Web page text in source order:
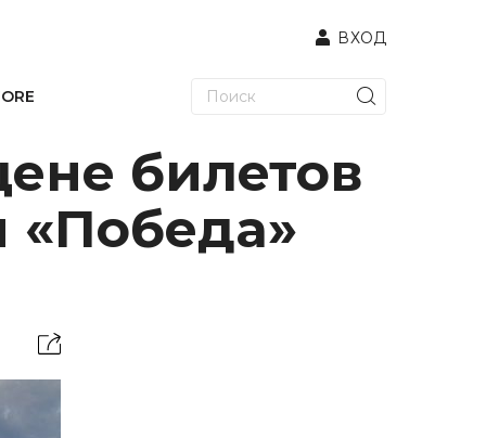
ВХОД
билетов